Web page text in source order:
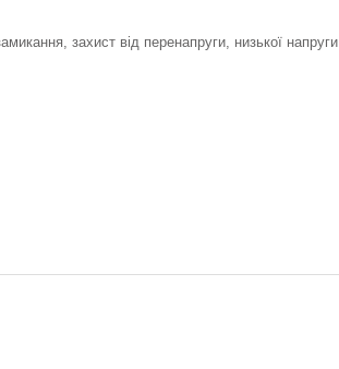
захист від перенапруги, низької напруги